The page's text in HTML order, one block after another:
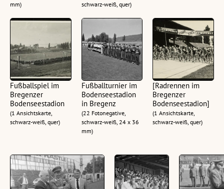
mm)
schwarz-weiß, quer)
Fußballspiel im
Bregenzer
Bodenseestadion
(1 Ansichtskarte,
schwarz-weiß, quer)
Fußballturnier im
Bodenseestadion
in Bregenz
(22 Fotonegative,
schwarz-weiß, 24 x 36
mm)
[Radrennen im
Bregenzer
Bodenseestadion]
(1 Ansichtskarte,
schwarz-weiß, quer)